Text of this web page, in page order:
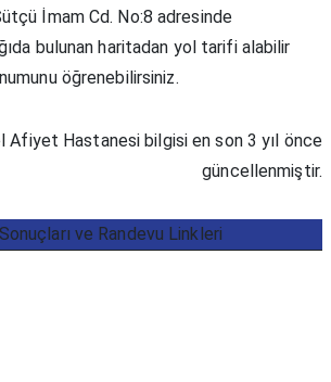
İmam Cd. No:8 adresinde
bulunan haritadan yol tarifi alabilir
öğrenebilirsiniz.
Afiyet Hastanesi bilgisi en son 3 yıl önce
güncellenmiştir.
ve Randevu Linkleri